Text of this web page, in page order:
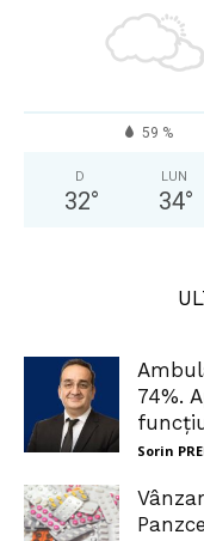
59 %
D
32°
LUN
34°
74%.
Sorin